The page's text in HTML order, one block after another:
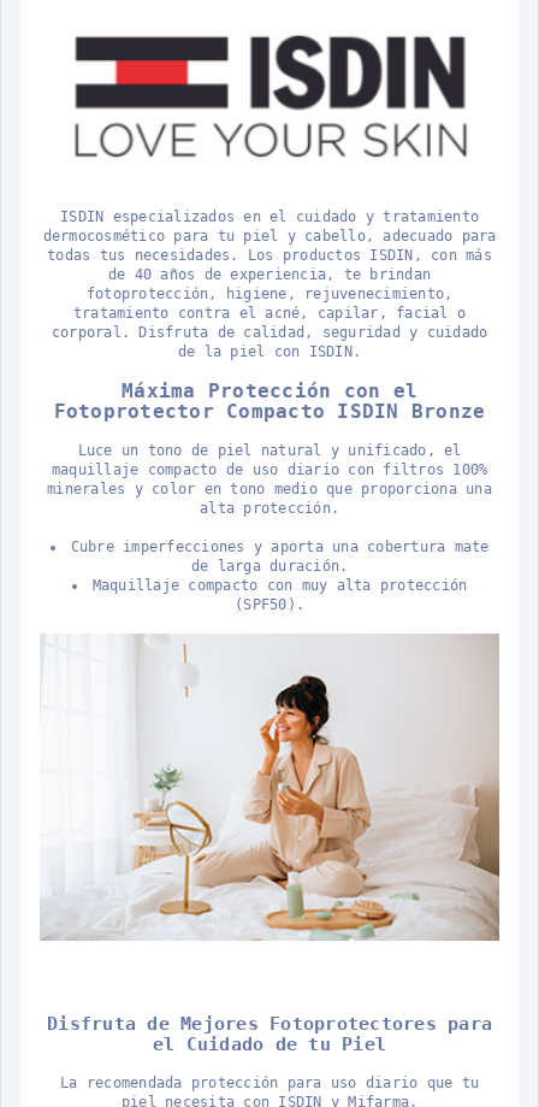
ISDIN especializados en el cuidado y tratamiento
dermocosmético para tu piel y cabello, adecuado para
todas tus necesidades. Los productos ISDIN, con más
de 40 años de experiencia, te brindan
fotoprotección, higiene, rejuvenecimiento,
tratamiento contra el acné, capilar, facial o
corporal. Disfruta de calidad, seguridad y cuidado
de la piel con ISDIN.
Máxima Protección con el
Fotoprotector Compacto ISDIN Bronze
Luce un tono de piel natural y unificado, el
maquillaje compacto de uso diario con filtros 100%
minerales y color en tono medio que proporciona una
alta protección.
Cubre imperfecciones y aporta una cobertura mate
de larga duración.
Maquillaje compacto con muy alta protección
(SPF50).
Disfruta de Mejores Fotoprotectores para
el Cuidado de tu Piel
La recomendada protección para uso diario que tu
piel necesita con ISDIN y Mifarma.